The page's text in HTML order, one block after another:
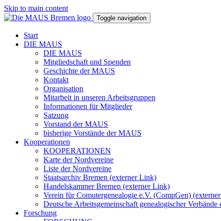
Skip to main content
Toggle navigation
Start
DIE MAUS
DIE MAUS
Mitgliedschaft und Spenden
Geschichte der MAUS
Kontakt
Organisation
Mitarbeit in unseren Arbeitsgruppen
Informationen für Mitglieder
Satzung
Vorstand der MAUS
bisherige Vorstände der MAUS
Kooperationen
KOOPERATIONEN
Karte der Nordvereine
Liste der Nordvereine
Staatsarchiv Bremen (externer Link)
Handelskammer Bremen (externer Link)
Verein für Comutergenealogie e.V. (CompGen)
Deutsche Arbeitsgemeinschaft genealogischer
Forschung